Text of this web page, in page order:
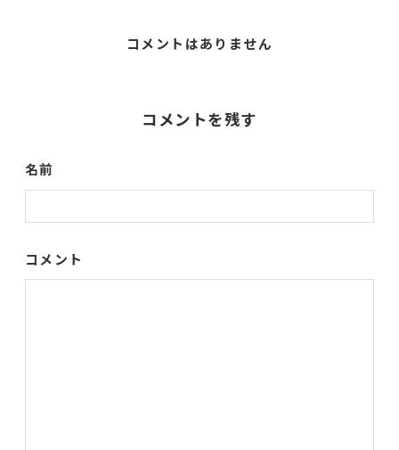
コメントはありません
コメントを残す
名前
コメント